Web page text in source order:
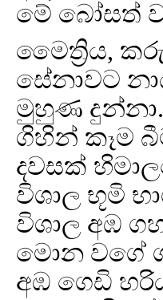
මේ බෝසත්
මෛත්‍රිය,
සේනාවට
මුහුණ
ගිහින් කෑම
දවසක්
විශාල භූමි
විශාල අඹ
මොන වගේ
අඹ ගෙඩි